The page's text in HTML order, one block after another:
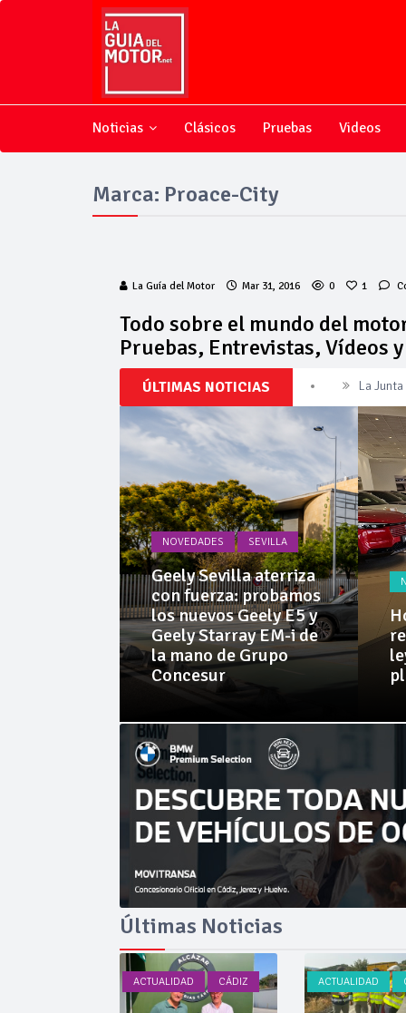
Noticias Clásicos Pruebas Videos
Marca: Proace-City
La Guía del Motor Mar 31, 2016 0 1
Todo sobre el mundo del
Pruebas, Entrevistas, Vídeos
ÚLTIMAS NOTICIAS La
Invercar
NOVEDADES SEVILLA
Geely Sevilla aterriza
con fuerza: probamos
los nuevos Geely E5 y
Geely Starray EM-i de
la mano de Grupo
Concesur
Últimas Noticias
ACTUALIDAD CÁDIZ ACTUALIDAD